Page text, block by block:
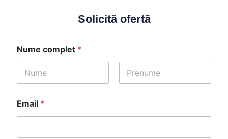
Solicită ofertă
Nume complet *
Email *